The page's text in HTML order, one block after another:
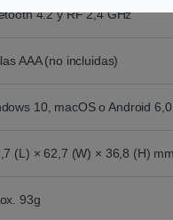
4.2 y RF 2,4 GHz
AAA (no incluidas)
10, macOS o Android
(L) × 62,7 (W) × 36,8 (H) mm
93g